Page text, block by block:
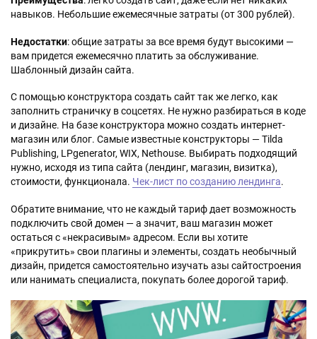
навыков. Небольшие ежемесячные затраты (от 300 рублей).
Недостатки: общие затраты за все время будут высокими —
вам придется ежемесячно платить за обслуживание.
Шаблонный дизайн сайта.
С помощью конструктора создать сайт так же легко, как
заполнить страничку в соцсетях. Не нужно разбираться в коде
и дизайне. На базе конструктора можно создать интернет-
магазин или блог. Самые известные конструкторы — Tilda
Publishing, LPgenerator, WIX, Nethouse. Выбирать подходящий
нужно, исходя из типа сайта (лендинг, магазин, визитка),
стоимости, функционала. Чек-лист по созданию лендинга.
Обратите внимание, что не каждый тариф дает возможность
подключить свой домен — а значит, ваш магазин может
остаться с «некрасивым» адресом. Если вы хотите
«прикрутить» свои плагины и элементы, создать необычный
дизайн, придется самостоятельно изучать азы сайтостроения
или нанимать специалиста, покупать более дорогой тариф.